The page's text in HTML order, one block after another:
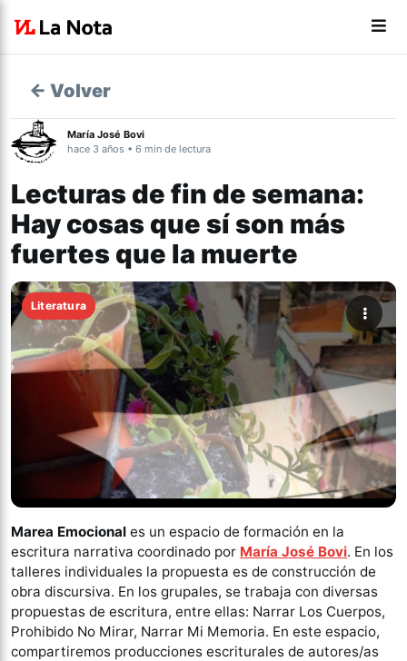
← Volver
María José Bovi
hace 3 años • 6 min de lectura
Lecturas de fin de semana:
Hay cosas que sí son más
fuertes que la muerte
Literatura
Marea Emocional es un espacio de formación en la
escritura narrativa coordinado por María José Bovi. En los
talleres individuales la propuesta es de construcción de
obra discursiva. En los grupales, se trabaja con diversas
propuestas de escritura, entre ellas: Narrar Los Cuerpos,
Prohibido No Mirar, Narrar Mi Memoria. En este espacio,
compartiremos producciones escriturales de autores/as